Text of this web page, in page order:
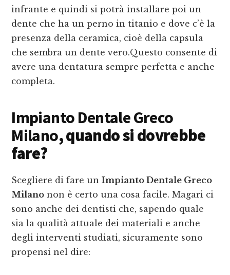
infrante e quindi si potrà installare poi un
dente che ha un perno in titanio e dove c’è la
presenza della ceramica, cioè della capsula
che sembra un dente vero.Questo consente di
avere una dentatura sempre perfetta e anche
completa.
Impianto Dentale Greco
Milano, quando si dovrebbe
fare?
Scegliere di fare unImpianto Dentale Greco
Milano non è certo una cosa facile. Magari ci
sono anche dei dentisti che, sapendo quale
sia la qualità attuale dei materiali e anche
degli interventi studiati, sicuramente sono
propensi nel dire: